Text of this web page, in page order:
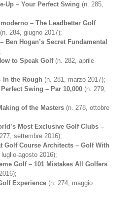
Up – Your Perfect Swing (n. 285,
– The Leadbetter Golf
(n. 284, giugno 2017);
Ben Hogan’s Secret Fundamental
to Speak Golf(n. 282, aprile
In the Rough (n. 281, marzo 2017);
Swing – Par 10,000 (n. 279,
of the Masters (n. 278, ottobre
Most Exclusive Golf Clubs –
settembre 2016);
Golf Course Architects – Golf With
agosto 2016);
Golf – 101 Mistakes All Golfers
Experience (n. 274, maggio